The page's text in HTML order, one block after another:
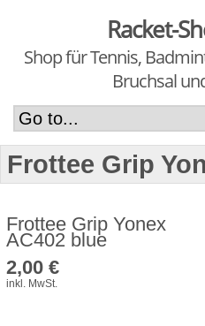
Racket-
Shop für Tennis,
Bruchsal
Frottee Grip
Frottee Grip Yonex
AC402 blue
2,00 €
inkl. MwSt.